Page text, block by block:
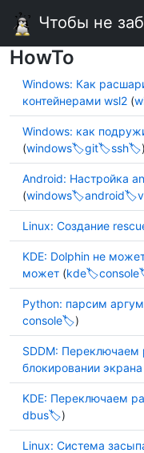
Чтобы не
HowTo
Windows: Как
контейнерами wsl2 (
Windows: как
(windows git ssh )
Android: Настройка
(windows android
Linux: Создание
KDE: Dolphin не
может (kde console
Python: парсим
console
)
SDDM: Переключаем
блокировании экрана
KDE: Переключаем
dbus
)
Linux: Система